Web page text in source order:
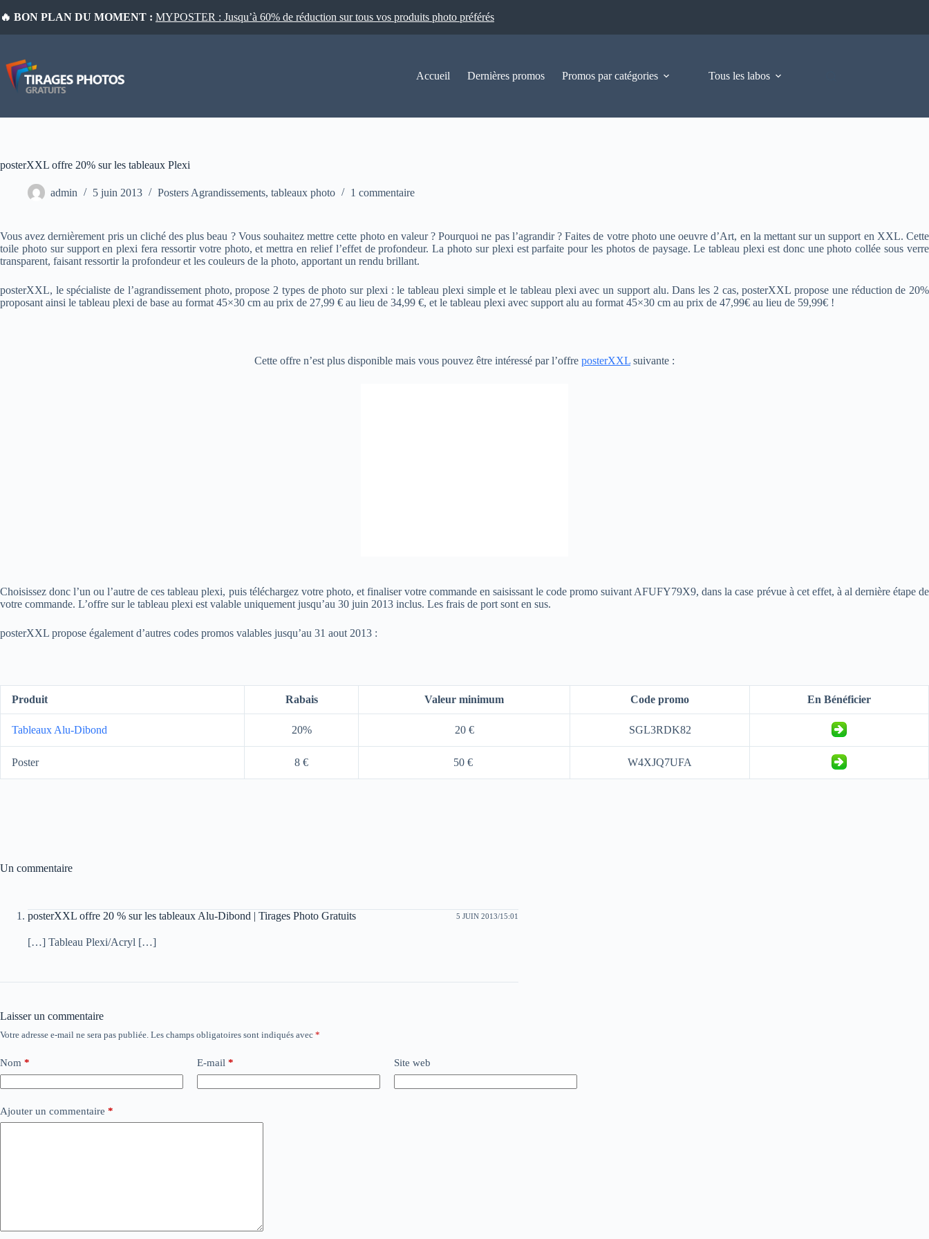
au
🔥 BON PLAN DU MOMENT : MYPOSTER : Jusqu’à 60% de réduction sur tous vos produits photo préférés
Accueil Dernières promos Promos par catégories Tous les labos
posterXXL offre 20% sur les tableaux Plexi
admin 5 juin 2013 Posters Agrandissements, tableaux photo 1 commentaire
Vous avez dernièrement pris un cliché des plus beau ? Vous souhaitez mettre cette photo en valeur ? Pourquoi ne pas l’agrandir ? Faites de votre photo une oeuvre d’Art, en la mettant sur un support en XXL. Cette
toile photo sur support en plexi fera ressortir votre photo, et mettra en relief l’effet de profondeur. La photo sur plexi est parfaite pour les photos de paysage. Le tableau plexi est donc une photo collée sous verre
transparent, faisant ressortir la profondeur et les couleurs de la photo, apportant un rendu brillant.
posterXXL, le spécialiste de l’agrandissement photo, propose 2 types de photo sur plexi : le tableau plexi simple et le tableau plexi avec un support alu. Dans les 2 cas, posterXXL propose une réduction de 20%
proposant ainsi le tableau plexi de base au format 45×30 cm au prix de 27,99 € au lieu de 34,99 €, et le tableau plexi avec support alu au format 45×30 cm au prix de 47,99€ au lieu de 59,99€ !
Cette offre n’est plus disponible mais vous pouvez être intéressé par l’offre posterXXL suivante :
Choisissez donc l’un ou l’autre de ces tableau plexi, puis téléchargez votre photo, et finaliser votre commande en saisissant le code promo suivant AFUFY79X9, dans la case prévue à cet effet, à al dernière étape de
votre commande. L’offre sur le tableau plexi est valable uniquement jusqu’au 30 juin 2013 inclus. Les frais de port sont en sus.
posterXXL propose également d’autres codes promos valables jusqu’au 31 aout 2013 :
Produit Rabais Valeur minimum Code promo En Bénéficier
Tableaux Alu-Dibond 20% 20 € SGL3RDK82
Poster 8 € 50 € W4XJQ7UFA
Un commentaire
posterXXL offre 20 % sur les tableaux Alu-Dibond | Tirages Photo Gratuits 5 JUIN 2013/15:01
[…] Tableau Plexi/Acryl […]
Laisser un commentaire
Votre adresse e-mail ne sera pas publiée. Les champs obligatoires sont indiqués avec *
Nom * E-mail * Site web
Ajouter un commentaire *